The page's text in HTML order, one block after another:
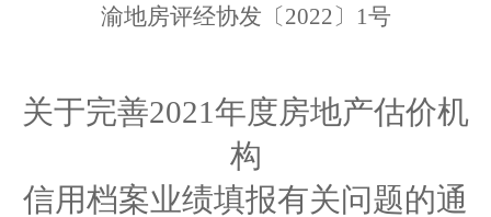
渝地房评经协发〔2022〕 1号
关于完善2021年度房地产估价机
构
信用档案业绩填报有关问题的通